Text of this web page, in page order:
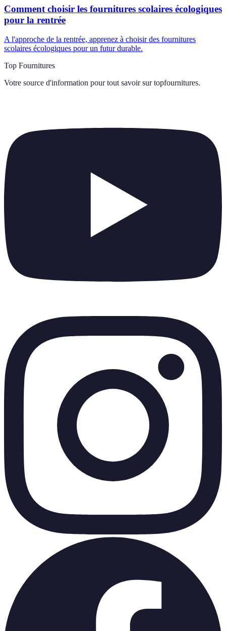
Comment choisir les fournitures scolaires écologiques
pour la rentrée
A l'approche de la rentrée, apprenez à choisir des fournitures
scolaires écologiques pour un futur durable.
Top Fournitures
Votre source d'information pour tout savoir sur topfournitures.